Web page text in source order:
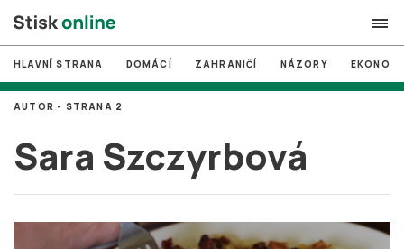
search
# MUNI
# Brno
# volby
PŘIHLÁSIT SE
HLAVNÍ STRANA DOMÁCÍ ZAHRANIČÍ NÁZORY
Sara Szczyrbová
AUTOR - STRANA 2